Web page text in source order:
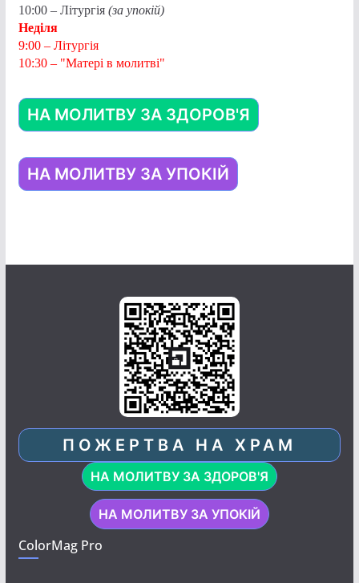
10:00 – Літургія (за упокій)
Неділя
9:00 – Літургія
10:30 – "Матері в молитві"
НА МОЛИТВУ ЗА ЗДОРОВ'Я
НА МОЛИТВУ ЗА УПОКІЙ
ПОЖЕРТВА НА ХРАМ
НА МОЛИТВУ ЗА ЗДОРОВ'Я
НА МОЛИТВУ ЗА УПОКІЙ
ColorMag Pro